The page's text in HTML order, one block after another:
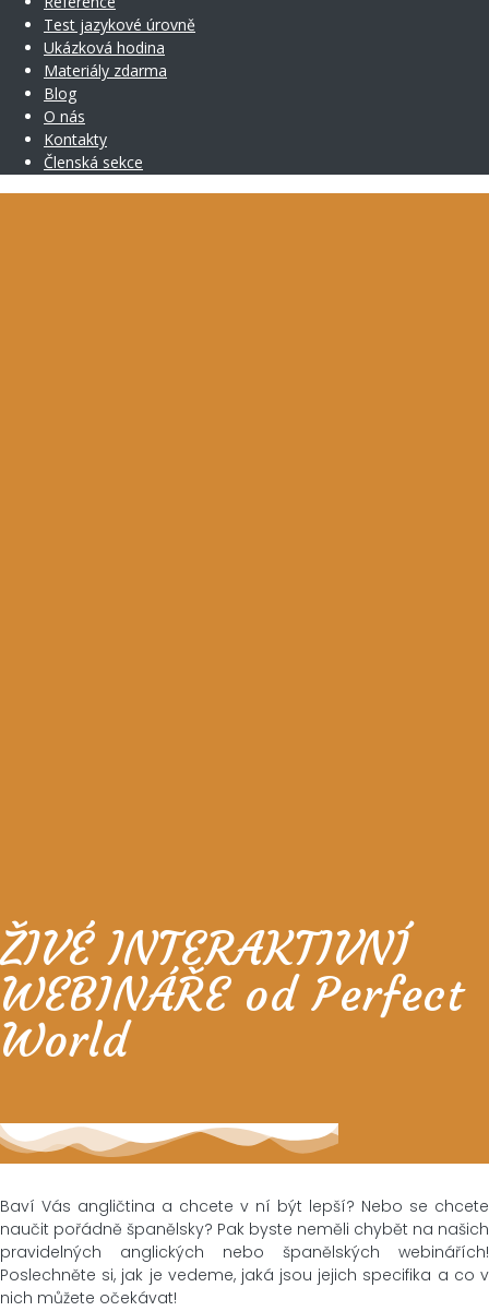
Test jazykové úrovně
Ukázková hodina
Materiály zdarma
Blog
O nás
Kontakty
Členská sekce
ŽIVÉ INTERAKTIVNÍ
WEBINÁŘE od Perfect
World
Baví Vás angličtina a chcete v ní být lepší? Nebo se chcete
naučit pořádně španělsky? Pak byste neměli chybět na našich
pravidelných anglických nebo španělských webinářích!
Poslechněte si, jak je vedeme, jaká jsou jejich specifika a co v
nich můžete očekávat!